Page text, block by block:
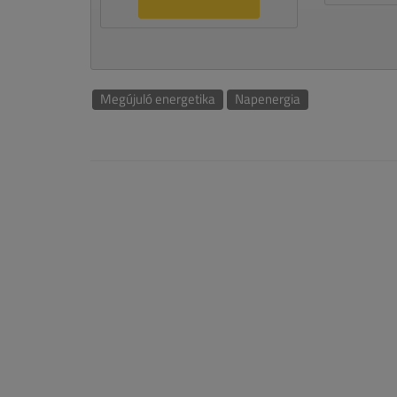
Megújuló energetika Napenergia